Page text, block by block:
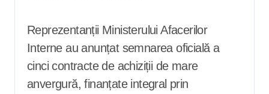
Reprezentanții Ministerului Afacerilor
Interne au anunțat semnarea oficială a
cinci contracte de achiziții de mare
anvergură, finanțate integral prin